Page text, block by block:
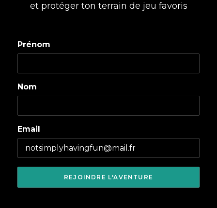
et protéger ton terrain de jeu favoris
Prénom
Nom
Email